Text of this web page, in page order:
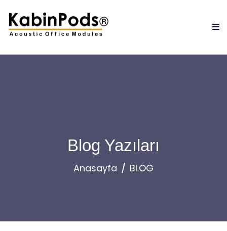
Blog Yazıları
Anasayfa BLOG